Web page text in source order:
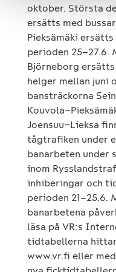
oktober. Största
ersätts med
Pieksämäki
perioden 25–27.6.
Björneborg
helger mellan juni
bansträckorna
Joensuu−Lieksa
tågtrafiken under
banarbeten under
inom
inhiberingar och
perioden 21–25.6.
banarbetena
läsa på VR:s
tidtabellerna hittar
www.vr.fi eller